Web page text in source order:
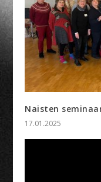
Naisten
17.01.2025